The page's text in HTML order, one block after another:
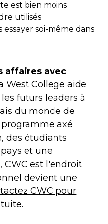
est bien moins
utilisés
soi-même dans
affaires avec
West College aide
futurs leaders à
du monde de
programme axé
des étudiants
et une
CWC est l'endroit
devient une
CWC pour